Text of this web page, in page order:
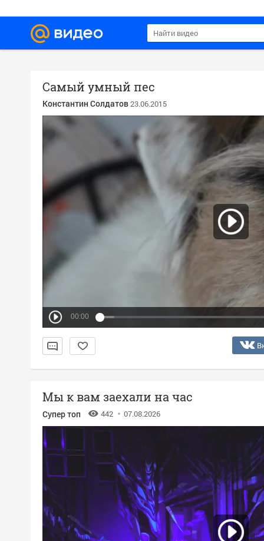
Самый умный пес
Константин Солдатов23.06.2015
00:00
Мы к вам заехали на час
Супер топ 442 07.08.2026